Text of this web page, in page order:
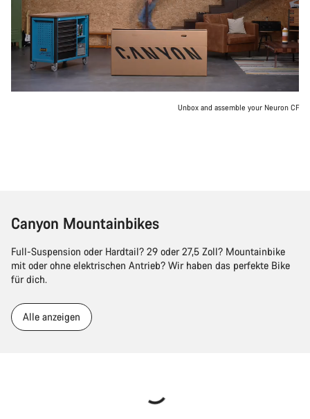
Unbox and assemble your Neuron CF
Canyon Mountainbikes
Full-Suspension oder Hardtail? 29 oder 27,5 Zoll? Mountainbike
mit oder ohne elektrischen Antrieb? Wir haben das perfekte Bike
für dich.
Alle anzeigen